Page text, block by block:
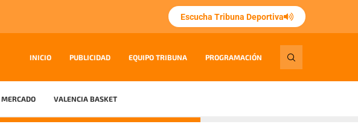
Escucha Tribuna Deportiva
INICIO PUBLICIDAD EQUIPO TRIBUNA PROGRAMACIÓN
MERCADO VALENCIA BASKET